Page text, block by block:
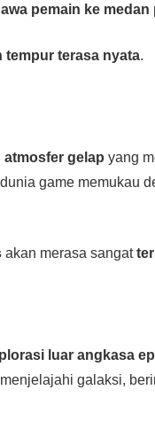
pemain ke medan
tempur terasa nyata.
atmosfer gelap yang
game memukau
akan merasa sangat
luar angkasa
galaksi,